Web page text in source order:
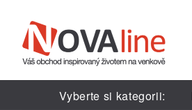
Vyberte si kategorii: